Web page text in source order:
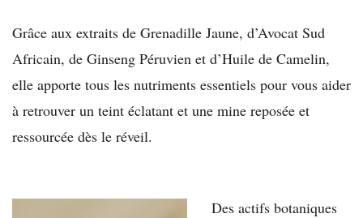
Grâce aux extraits de Grenadille Jaune, d’Avocat Sud
Africain, de Ginseng Péruvien et d’Huile de Camelin,
elle apporte tous les nutriments essentiels pour vous aider
à retrouver un teint éclatant et une mine reposée et
ressourcée dès le réveil.
Des actifs botaniques